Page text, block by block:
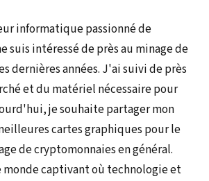
informatique passionné de
suis intéressé de près au minage de
dernières années. J'ai suivi de près
et du matériel nécessaire pour
je souhaite partager mon
cartes graphiques pour le
de cryptomonnaies en général.
monde captivant où technologie et